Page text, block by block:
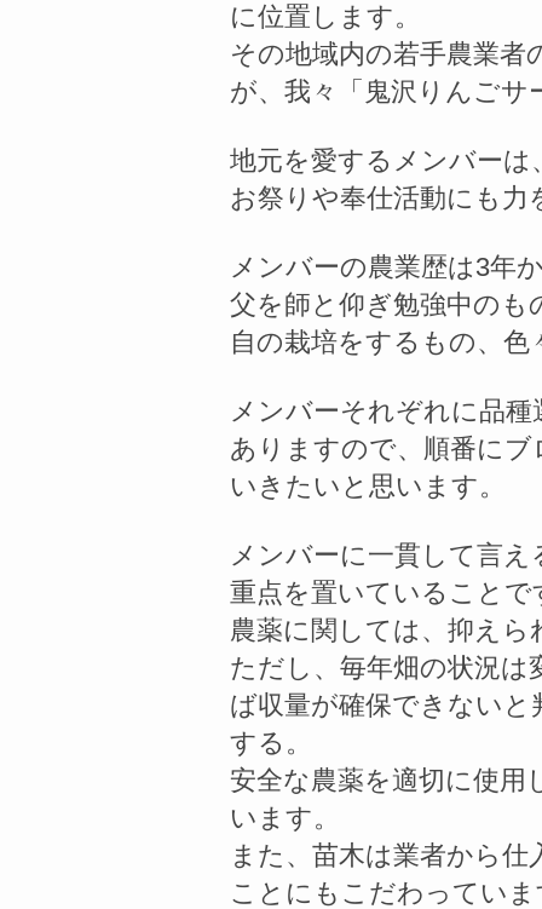
に位置します。
その地域内の若手農業
が、我々「鬼沢りんごサ
地元を愛するメンバーは
お祭りや奉仕活動にも力
メンバーの農業歴は3年
父を師と仰ぎ勉強中の
自の栽培をするもの、
メンバーそれぞれに品
ありますので、順番に
いきたいと思います。
メンバーに一貫して言
重点を置いていることで
農薬に関しては、抑え
ただし、毎年畑の状況
ば収量が確保できない
する。
安全な農薬を適切に使用
います。
また、苗木は業者から
ことにもこだわっていま